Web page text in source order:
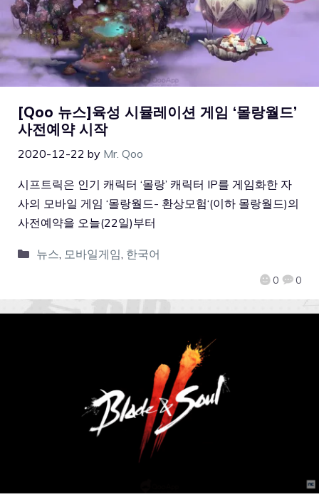
[Qoo 뉴스]육성 시뮬레이션 게임 ‘몰랑월드’
사전예약 시작
2020-12-22 by Mr. Qoo
0 0
시프트릭은 인기 캐릭터 ‘몰랑’ 캐릭터 IP를 게임화한 자
사의 모바일 게임 ‘몰랑월드- 환상모험‘(이하 몰랑월드)의
사전예약을 오늘(22일)부터
뉴스 모바일게임 한국어